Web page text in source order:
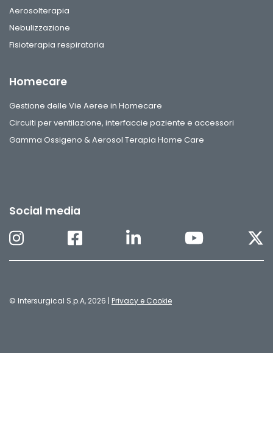
Aerosolterapia
Nebulizzazione
Fisioterapia respiratoria
Homecare
Gestione delle Vie Aeree in Homecare
Circuiti per ventilazione, interfaccie paziente e accessori
Gamma Ossigeno & Aerosol Terapia Home Care
Social media
© Intersurgical S.p.A, 2026 | Privacy e Cookie